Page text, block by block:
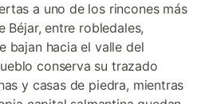
a uno de los rincones más
Béjar, entre robledales,
bajan hacia el valle del
conserva su trazado
y casas de piedra, mientras